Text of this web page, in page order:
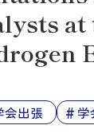
at
会出張 学